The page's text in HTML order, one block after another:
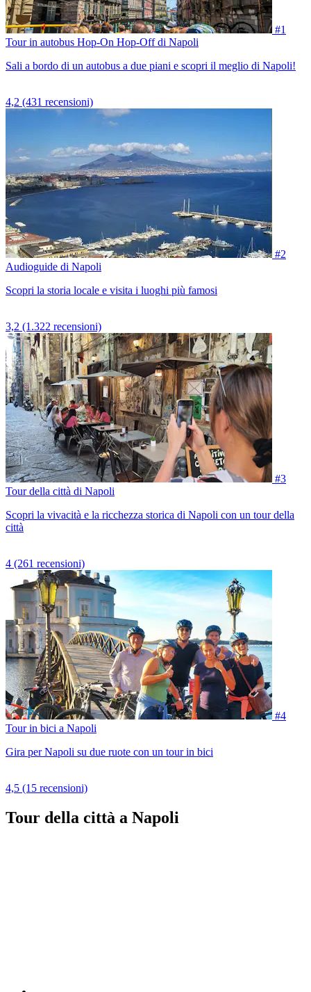
#1
Tour in autobus Hop-On Hop-Off di Napoli
Sali a bordo di un autobus a due piani e scopri il meglio di Napoli!
4,2 (431 recensioni)
#2
Audioguide di Napoli
Scopri la storia locale e visita i luoghi più famosi
3,2 (1.322 recensioni)
#3
Tour della città di Napoli
Scopri la vivacità e la ricchezza storica di Napoli con un tour della
città
4 (261 recensioni)
#4
Tour in bici a Napoli
Gira per Napoli su due ruote con un tour in bici
4,5 (15 recensioni)
Tour della città a Napoli